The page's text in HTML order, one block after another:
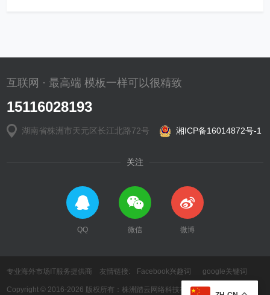
互联网 · 最高端 模板一样可以很精致
15116028193
湖南省株洲市天元区长江北路72号 湘ICP备16014872号-1
关注
QQ 微信 微博
专业海外市场IT服务提供商 友情链接: Facebook兴趣词 google关键词
Copyright © 2016-2026 版权所有：株洲踏云网络科技有限公司